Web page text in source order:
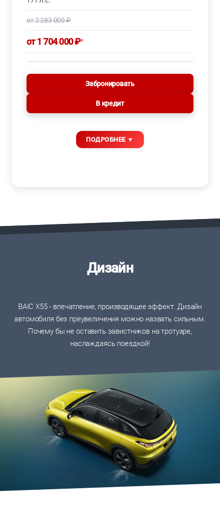
от 2 283 000 ₽
от 1 704 000 ₽*
Забронировать
В кредит
Дизайн
BAIC X55 - впечатление, производящее эффект. Дизайн
автомобиля без преувеличения можно назвать сильным.
Почему бы не оставить завистников на тротуаре,
наслаждаясь поездкой!